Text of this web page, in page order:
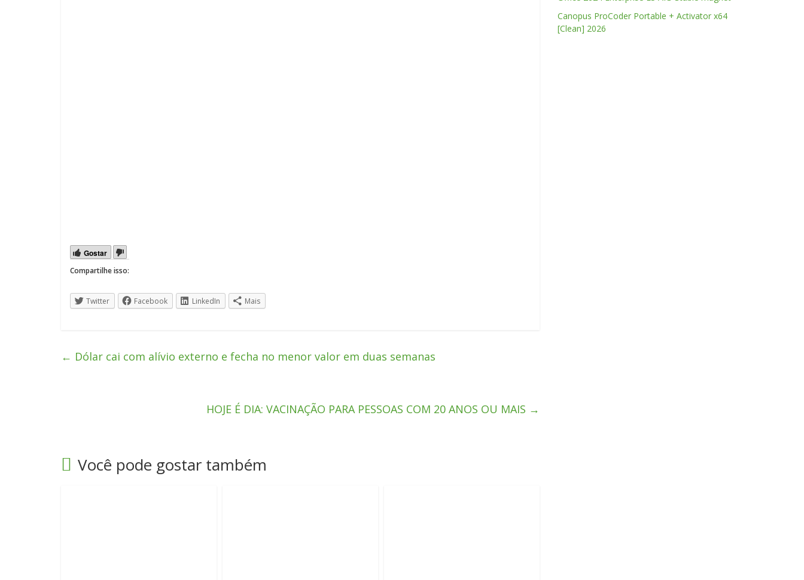
Gostar
Compartilhe isso:
Twitter Facebook LinkedIn Mais
← Dólar cai com alívio externo e fecha no menor valor em duas semanas
HOJE É DIA: VACINAÇÃO PARA PESSOAS COM 20 ANOS OU MAIS →
Você pode gostar também
Canopus ProCoder Portable + Activator x64
[Clean] 2026